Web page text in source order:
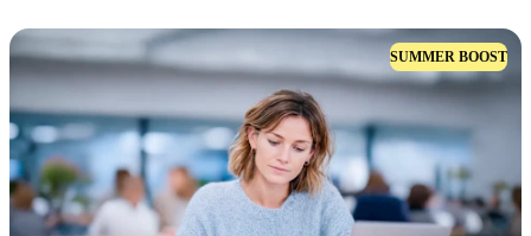
SUMMER BOOST